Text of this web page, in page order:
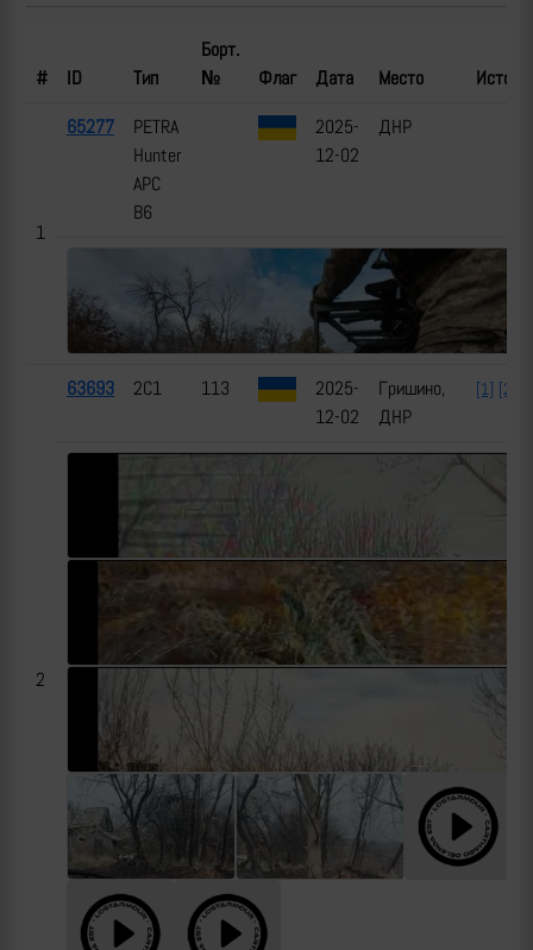
# ID Тип
Борт.
№
Флаг Дата Место
1
65277
PETRA
Hunter
APC
B6
2025-
12-02
ДНР
2
63693 2С1 113
2025-
12-02
Гришино,
ДНР
[1] [2]